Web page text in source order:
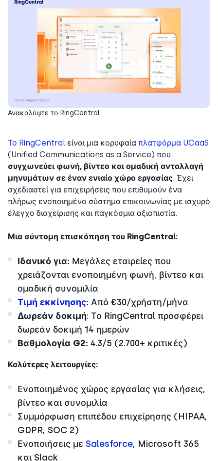
Ανακαλύψτε το RingCentral
Το RingCentral είναι μια κορυφαία πλατφόρμα UCaaS
(Unified Communications as a Service) που
συγχωνεύει φωνή, βίντεο και ομαδική ανταλλαγή
μηνυμάτων σε έναν ενιαίο χώρο εργασίας. Έχει
σχεδιαστεί για επιχειρήσεις που επιθυμούν ένα
πλήρως ενοποιημένο σύστημα επικοινωνίας με ισχυρό
έλεγχο διαχείρισης και παγκόσμια αξιοπιστία.
Μια σύντομη επισκόπηση του RingCentral:
Ιδανικό για: Μεγάλες εταιρείες που
χρειάζονται ενοποιημένη φωνή, βίντεο και
ομαδική συνομιλία
Τιμή εκκίνησης: Από €30/χρήστη/μήνα
Δωρεάν δοκιμή: Το RingCentral προσφέρει
δωρεάν δοκιμή 14 ημερών
Βαθμολογία G2: 4.3/5 (2.700+ κριτικές)
Καλύτερες λειτουργίες:
Ενοποιημένος χώρος εργασίας για κλήσεις,
βίντεο και συνομιλία
Συμμόρφωση επιπέδου επιχείρησης (HIPAA,
GDPR, SOC 2)
Ενοποιήσεις με Salesforce, Microsoft 365
και Slack